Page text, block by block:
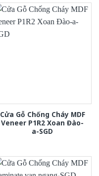
Cửa Gỗ Chống Cháy MDF
Veneer P1R2 Xoan Đào-
a-SGD